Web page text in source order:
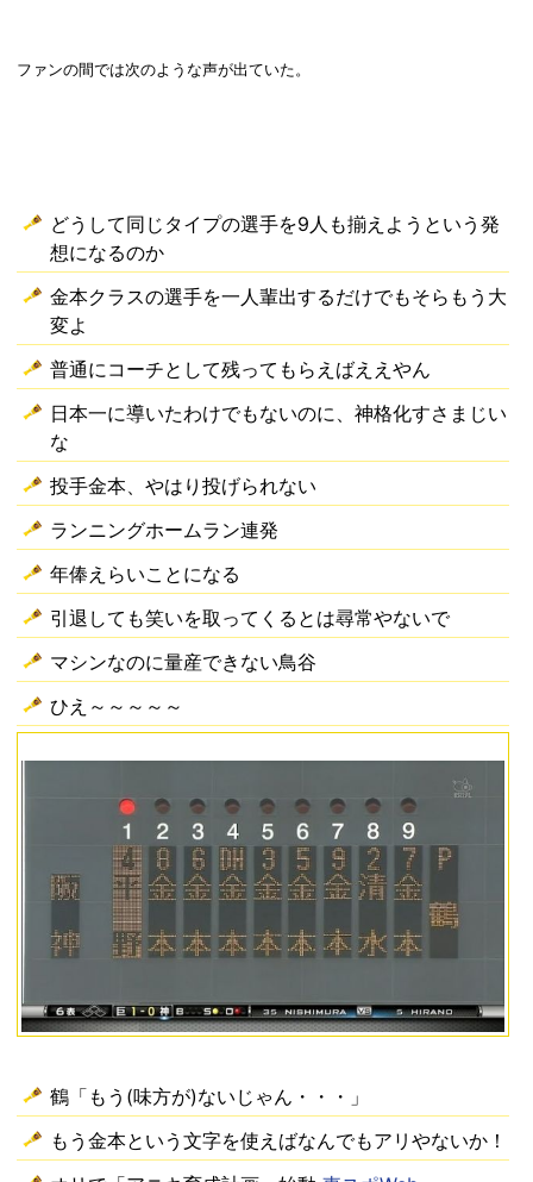
ファンの間では次のような声が出ていた。
どうして同じタイプの選手を9人も揃えようという発
想になるのか
金本クラスの選手を一人輩出するだけでもそらもう大
変よ
普通にコーチとして残ってもらえばええやん
日本一に導いたわけでもないのに、神格化すさまじい
な
投手金本、やはり投げられない
ランニングホームラン連発
年俸えらいことになる
引退しても笑いを取ってくるとは尋常やないで
マシンなのに量産できない鳥谷
ひえ～～～～～
鶴「もう(味方が)ないじゃん・・・」
もう金本という文字を使えばなんでもアリやないか！